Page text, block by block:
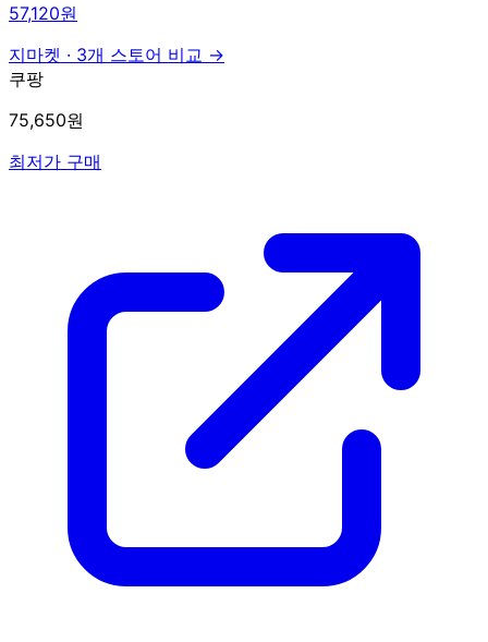
57,120원
지마켓 · 3개 스토어 비교 →
쿠팡
75,650원
최저가 구매